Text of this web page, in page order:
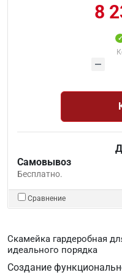
8
Самовывоз
Бесплатно.
Сравнение
Скамейка гардеробная
идеального порядка
Создание